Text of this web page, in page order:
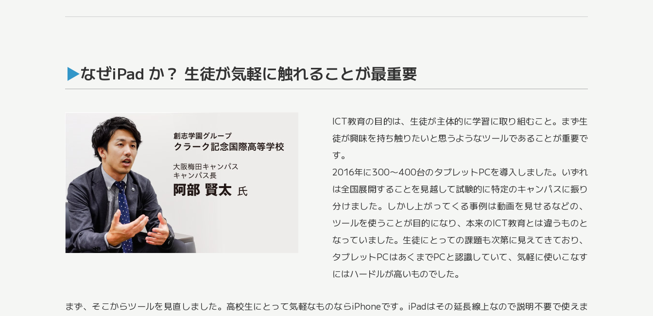
なぜiPad か？ 生徒が気軽に触れることが最重要
ICT教育の目的は、生徒が主体的に学習に取り組むこと。まず生
徒が興味を持ち触りたいと思うようなツールであることが重要で
す。
2016年に300〜400台のタブレットPCを導入しました。いずれ
は全国展開することを見越して試験的に特定のキャンパスに振り
分けました。しかし上がってくる事例は動画を見せるなどの、
ツールを使うことが目的になり、本来のICT教育とは違うものと
なっていました。生徒にとっての課題も次第に見えてきており、
タブレットPCはあくまでPCと認識していて、気軽に使いこなす
にはハードルが高いものでした。
まず、そこからツールを見直しました。高校生にとって気軽なものならiPhoneです。iPadはその延長線上なので説明不要で使えま